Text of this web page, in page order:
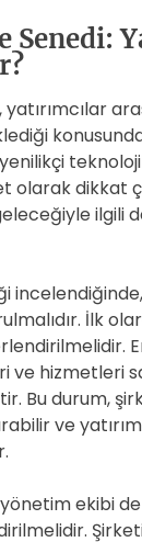
Senedi:
yenilikçi
olarak dikkat
ilgili
İlk
ve hizmetleri
Bu durum,
ve
yönetim ekibi